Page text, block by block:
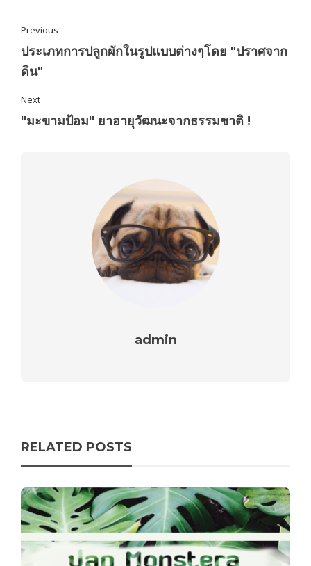
Previous
ประเภทการปลูกผักในรูปแบบต่างๆโดย "ปราศจาก
ดิน"
Next
"มะขามป้อม" ยาอายุวัฒนะจากธรรมชาติ !
admin
RELATED POSTS